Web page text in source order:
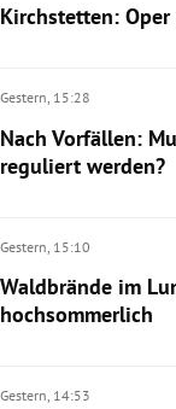
Kirchstetten:
Gestern, 15:28
Nach Vorfällen:
reguliert werden?
Gestern, 15:10
Waldbrände im
hochsommerlich
Gestern, 14:53